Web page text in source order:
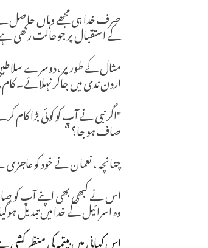
صرف خدا ہی مجھے وہاں حاصل
کے استقبال پر جوحالت رکھی
اردن ندی میں جاکر نہلائے۔
"اگر نبی نے آپ کو کوئی بڑا کام
صاف ہو جا؟ “
چنانچہ ، نعمان نے خود کو
اس نے کبھی بھی اپنے آپ کو
وہ اسرائیل کے خدا میں تبدیل
اس کہانی میں بپتمہ کی منظر